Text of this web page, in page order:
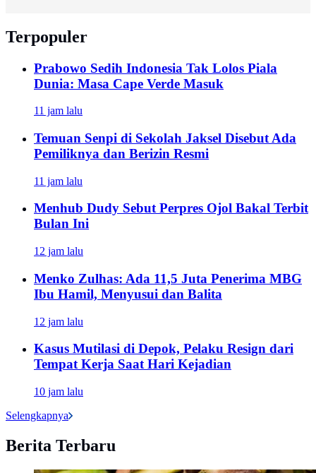
Terpopuler
Prabowo Sedih Indonesia Tak Lolos Piala
Dunia: Masa Cape Verde Masuk
11 jam lalu
Temuan Senpi di Sekolah Jaksel Disebut Ada
Pemiliknya dan Berizin Resmi
11 jam lalu
Menhub Dudy Sebut Perpres Ojol Bakal Terbit
Bulan Ini
12 jam lalu
Menko Zulhas: Ada 11,5 Juta Penerima MBG
Ibu Hamil, Menyusui dan Balita
12 jam lalu
Kasus Mutilasi di Depok, Pelaku Resign dari
Tempat Kerja Saat Hari Kejadian
10 jam lalu
Selengkapnya
Berita Terbaru